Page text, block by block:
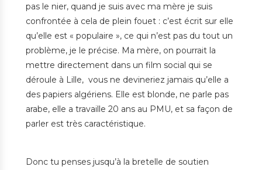
pas le nier, quand je suis avec ma mère je suis
confrontée à cela de plein fouet : c’est écrit sur elle
qu’elle est « populaire », ce qui n’est pas du tout un
problème, je le précise. Ma mère, on pourrait la
mettre directement dans un film social qui se
déroule à Lille, vous ne devineriez jamais qu’elle a
des papiers algériens. Elle est blonde, ne parle pas
arabe, elle a travaille 20 ans au PMU, et sa façon de
parler est très caractéristique.
Donc tu penses jusqu’à la bretelle de soutien